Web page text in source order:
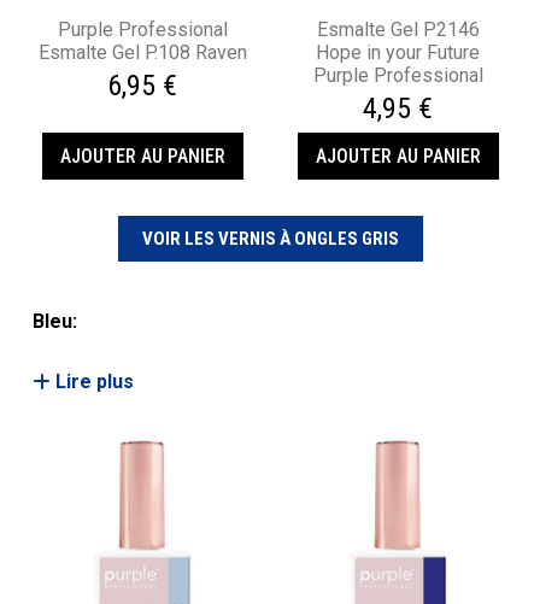
Purple Professional
Esmalte Gel P.108 Raven
6,95 €
AJOUTER AU PANIER
Esmalte Gel P2146
Hope in your Future
Purple Professional
4,95 €
AJOUTER AU PANIER
VOIR LES VERNIS À ONGLES GRIS
Bleu:
Lire plus